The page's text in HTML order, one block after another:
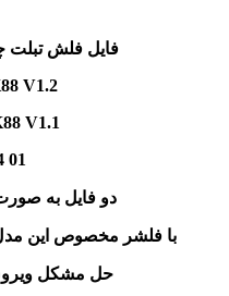
فایل فلش تبلت
V1.2
V1.1
01
دو فایل به
با فلشر مخصوص این
حل مشکل